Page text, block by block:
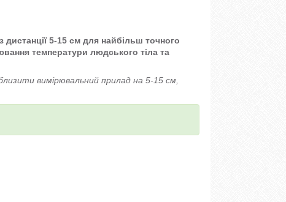
5-15 см для найбільш точного
температури людського тіла та
вимірювальний прилад на 5-15 см,